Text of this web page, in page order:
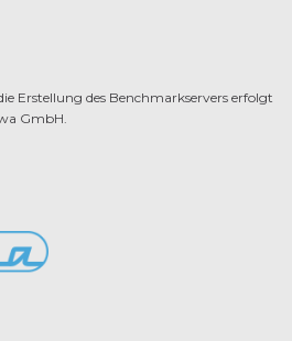
Erstellung des Benchmarkservers erfolgt
GmbH.